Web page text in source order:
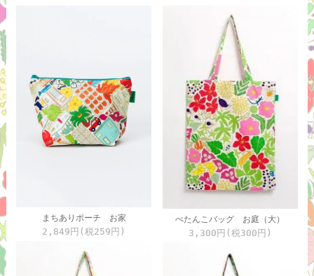
まちありポーチ お家
2,849円(税259円)
ぺたんこバッグ お庭（大）
3,300円(税300円)